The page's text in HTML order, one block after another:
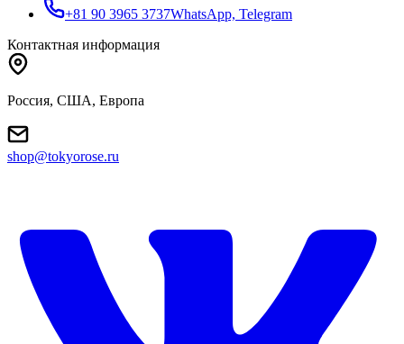
+81 90 3965 3737WhatsApp, Telegram
Контактная информация
Россия, США, Европа
shop@tokyorose.ru